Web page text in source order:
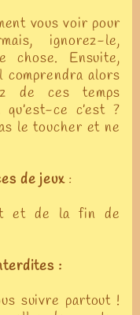
vous voir pour
ignorez-le,
chose. Ensuite,
alors
de ces temps
ce c’est ?
le toucher et ne
de jeux :
et de la fin de
:
suivre partout !